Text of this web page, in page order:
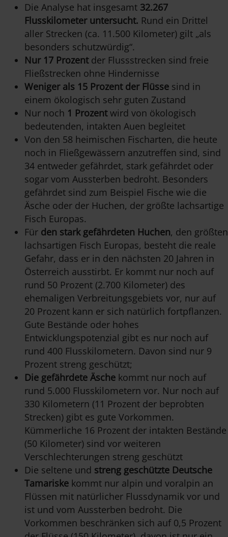
Die Analyse hat insgesamt 32.267
Flusskilometer untersucht. Rund ein Drittel
aller Strecken (ca. 11.500 Kilometer) gilt „als
besonders schutzwürdig“.
Nur 17 Prozentder Flussstrecken sind freie
Fließstrecken ohne Hindernisse
Weniger als 15 Prozent der Flüsse sind in
einem ökologisch sehr guten Zustand
Nur noch 1 Prozentwird von ökologisch
bedeutenden, intakten Auen begleitet
Von den 58 heimischen Fischarten, die heute
noch in Fließgewässern anzutreffen sind, sind
34 entweder gefährdet, stark gefährdet oder
sogar vom Aussterben bedroht. Besonders
gefährdet sind zum Beispiel Fische wie die
Äsche oder der Huchen, der größte lachsartige
Fisch Europas.
Für den stark gefährdeten Huchen, den größten
lachsartigen Fisch Europas, besteht die reale
Gefahr, dass er in den nächsten 20 Jahren in
Österreich ausstirbt. Er kommt nur noch auf
rund 50 Prozent (2.700 Kilometer) des
ehemaligen Verbreitungsgebiets vor, nur auf
20 Prozent kann er sich natürlich fortpflanzen.
Gute Bestände oder hohes
Entwicklungspotenzial gibt es nur noch auf
rund 400 Flusskilometern. Davon sind nur 9
Prozent streng geschützt;
Die gefährdete Äsche kommt nur noch auf
rund 5.000 Flusskilometern vor. Nur noch auf
330 Kilometern (11 Prozent der beprobten
Strecken) gibt es gute Vorkommen.
Kümmerliche 16 Prozent der intakten Bestände
(50 Kilometer) sind vor weiteren
Verschlechterungen streng geschützt
Die seltene und streng geschützte Deutsche
Tamariske kommt nur alpin und voralpin an
Flüssen mit natürlicher Flussdynamik vor und
ist und vom Aussterben bedroht. Die
Vorkommen beschränken sich auf 0,5 Prozent